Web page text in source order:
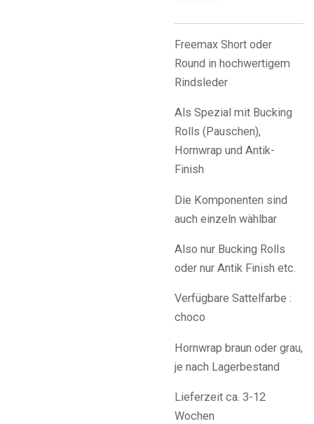
Freemax Short oder
Round in hochwertigem
Rindsleder
Als Spezial mit Bucking
Rolls (Pauschen),
Hornwrap und Antik-
Finish
Die Komponenten sind
auch einzeln wählbar
Also nur Bucking Rolls
oder nur Antik Finish etc.
Verfügbare Sattelfarbe :
choco
Hornwrap braun oder grau,
je nach Lagerbestand
Lieferzeit ca. 3-12
Wochen